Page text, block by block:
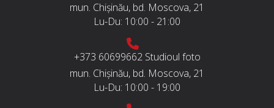
mun. Chișinău, bd. Moscova, 21
Lu-Du: 10:00 - 21:00
+373 60699662 Studioul foto
mun. Chișinău, bd. Moscova, 21
Lu-Du: 10:00 - 19:00